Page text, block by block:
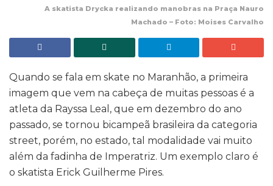
A skatista Drycka realizando manobras na Praça Nauro
Machado – Foto: Moises Carvalho
Quando se fala em skate no Maranhão, a primeira
imagem que vem na cabeça de muitas pessoas é a
atleta da Rayssa Leal, que em dezembro do ano
passado, se tornou bicampeã brasileira da categoria
street, porém, no estado, tal modalidade vai muito
além da fadinha de Imperatriz. Um exemplo claro é
o skatista Erick Guilherme Pires.